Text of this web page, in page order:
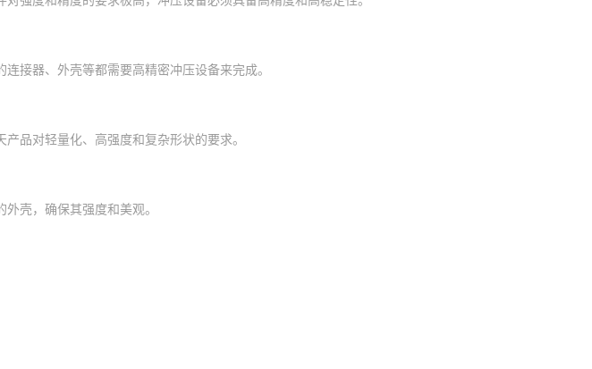
接器、外壳等都需要高精密冲压设备来完成。
品对轻量化、高强度和复杂形状的要求。
壳，确保其强度和美观。